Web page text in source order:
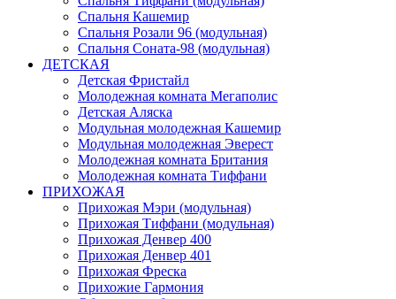
Спальня Кашемир
Спальня Розали 96 (модульная)
Спальня Соната-98 (модульная)
ДЕТСКАЯ
Детская Фристайл
Молодежная комната Мегаполис
Детская Аляска
Модульная молодежная Кашемир
Модульная молодежная Эверест
Молодежная комната Британия
Молодежная комната Тиффани
ПРИХОЖАЯ
Прихожая Мэри (модульная)
Прихожая Тиффани (модульная)
Прихожая Денвер 400
Прихожая Денвер 401
Прихожая Фреска
Прихожие Гармония